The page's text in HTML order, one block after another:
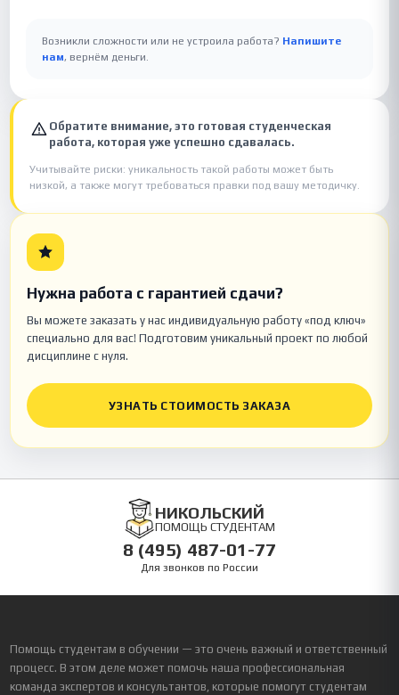
Возникли сложности или не устроила работа? Напишите
нам, вернём деньги.
Обратите внимание, это готовая студенческая
работа, которая уже успешно сдавалась.
Учитывайте риски: уникальность такой работы может быть
низкой, а также могут требоваться правки под вашу методичку.
Нужна работа с гарантией сдачи?
Вы можете заказать у нас индивидуальную работу «под ключ»
специально для вас! Подготовим уникальный проект по любой
дисциплине с нуля.
УЗНАТЬ СТОИМОСТЬ ЗАКАЗА
НИКОЛЬСКИЙ
ПОМОЩЬ СТУДЕНТАМ
8 (495) 487-01-77
Для звонков по России
Помощь студентам в обучении — это очень важный и ответственный
процесс. В этом деле может помочь наша профессиональная
команда экспертов и консультантов, которые помогут студентам